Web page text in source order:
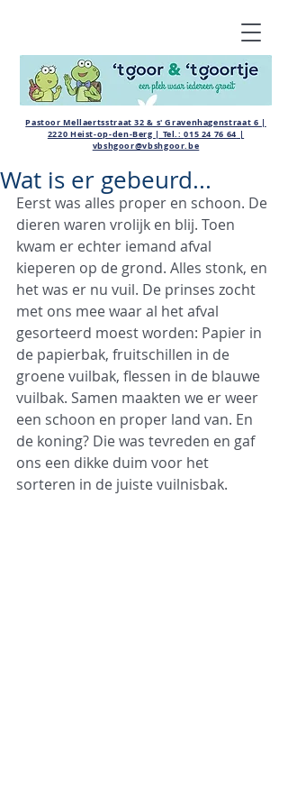
Pastoor Mellaertsstraat 32 & s' Gravenhagenstraat 6 |
2220 Heist-op-den-Berg | Tel.:015 24 76 64 |
vbshgoor@vbshgoor.be
Wat is er gebeurd...
Eerst was alles proper en schoon. De
dieren waren vrolijk en blij. Toen
kwam er echter iemand afval
kieperen op de grond. Alles stonk, en
het was er nu vuil. De prinses zocht
met ons mee waar al het afval
gesorteerd moest worden: Papier in
de papierbak, fruitschillen in de
groene vuilbak, flessen in de blauwe
vuilbak. Samen maakten we er weer
een schoon en proper land van. En
de koning? Die was tevreden en gaf
ons een dikke duim voor het
sorteren in de juiste vuilnisbak.